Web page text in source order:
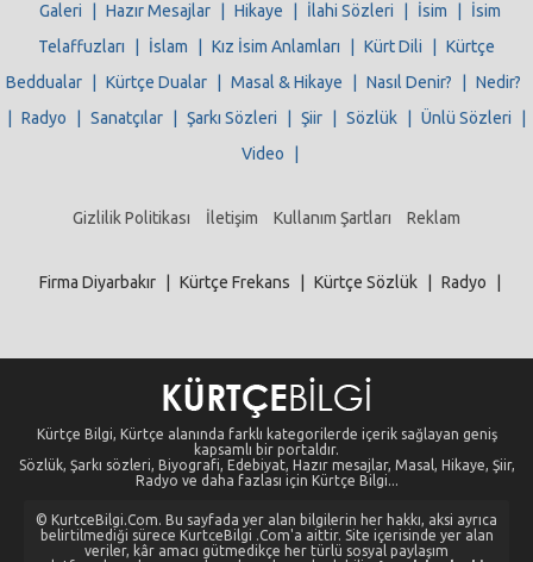
Galeri
Hazır Mesajlar Hikaye İlahi Sözleri İsim
İsim
Telaffuzları
İslam Kız İsim Anlamları Kürt Dili
Kürtçe
Beddualar
Kürtçe Dualar Masal & Hikaye Nasıl Denir?
Nedir?
Radyo Sanatçılar Şarkı Sözleri Şiir Sözlük Ünlü Sözleri
Video
Gizlilik Politikası İletişim Kullanım Şartları Reklam
Firma Diyarbakır Kürtçe Frekans Kürtçe Sözlük Radyo
Kürtçe Bilgi, Kürtçe alanında farklı kategorilerde içerik sağlayan geniş
kapsamlı bir portaldır.
Sözlük, Şarkı sözleri, Biyografi, Edebiyat, Hazır mesajlar, Masal, Hikaye, Şiir,
Radyo ve daha fazlası için Kürtçe Bilgi...
© KurtceBilgi.Com. Bu sayfada yer alan bilgilerin her hakkı, aksi ayrıca
belirtilmediği sürece KurtceBilgi .Com'a aittir. Site içerisinde yer alan
veriler, kâr amacı gütmedikçe her türlü sosyal paylaşım